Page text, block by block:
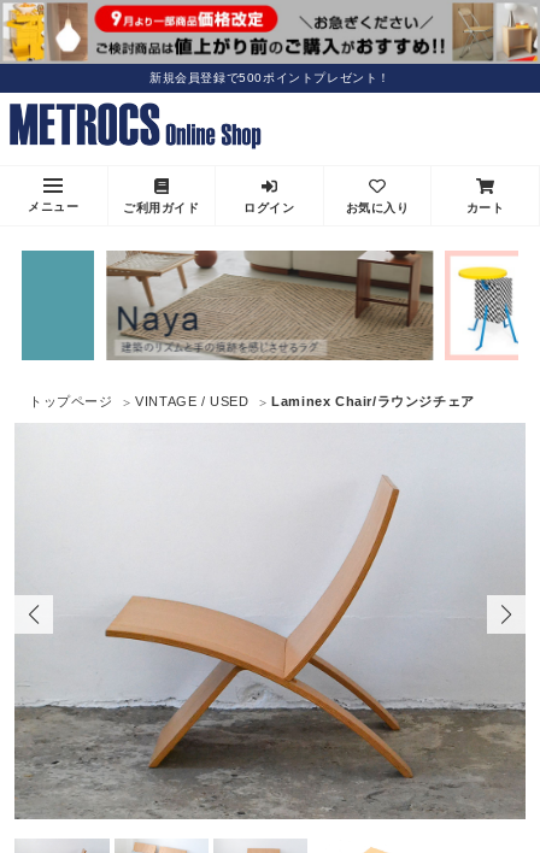
新規会員登録で500ポイントプレゼント！
メニュー ご利用ガイド ログイン お気に入り カート
トップページ VINTAGE / USED Laminex Chair/ラウンジチェア